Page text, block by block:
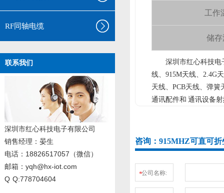
RF同轴电缆
联系我们
深圳市红心科技电子有限公司
销售经理 ：晏生
电话：18826517057（微信）
邮箱：yqh@hx-iot.com
Q Q:778704604
工作
储存
深圳市红心科技电
线、915M天线、2.4G
天线、PCB天线、弹
通讯配件和 通讯设备
咨询：915MHZ可直可
*公司名称: